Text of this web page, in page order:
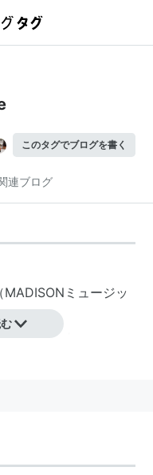
このタグでブログを書く
連ブログ
ミュージッ
ルユニット。
新規ユニット『桃』